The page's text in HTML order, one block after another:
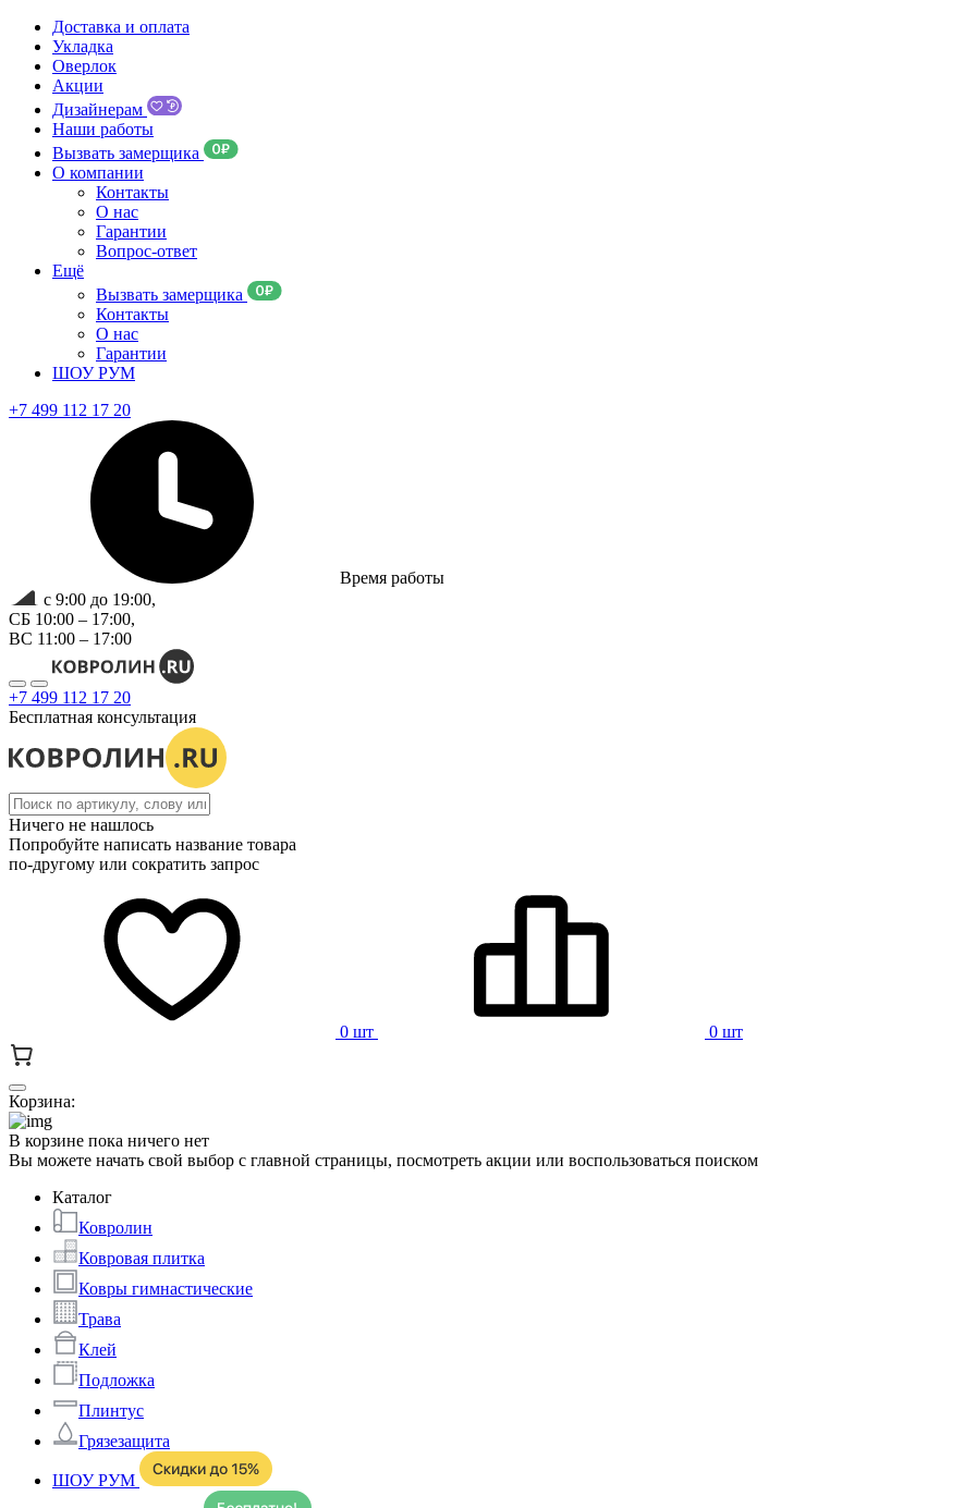
Доставка и оплата
Укладка
Оверлок
Акции
Дизайнерам
Наши работы
Вызвать замерщика
О компании
Контакты
О нас
Гарантии
Вопрос-ответ
Ещё
Вызвать замерщика
Контакты
О нас
Гарантии
ШОУ РУМ
+7 499 112 17 20
Время работы
с 9:00 до 19:00,
СБ 10:00 – 17:00,
ВС 11:00 – 17:00
+7 499 112 17 20
Бесплатная консультация
Ничего не нашлось
Попробуйте написать название товара
по-другому или сократить запрос
0 шт 0 шт
Корзина:
В корзине пока ничего нет
Вы можете начать свой выбор с главной страницы, посмотреть акции или воспользоваться поиском
Каталог
Ковролин
Ковровая плитка
Ковры гимнастические
Трава
Клей
Подложка
Плинтус
Грязезащита
ШОУ РУМ